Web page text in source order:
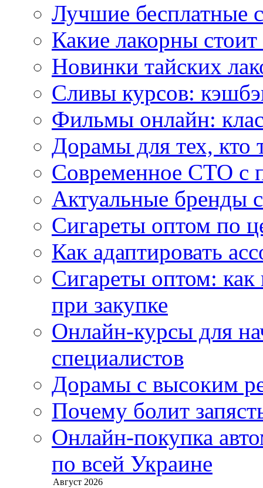
Лучшие бесплатные
Какие лакорны стоит
Новинки тайских
Сливы курсов:
Фильмы онлайн:
Дорамы для тех, кто
Современное СТО с
Актуальные бренды
Сигареты оптом по
Как адаптировать
Сигареты оптом:
при закупке
Онлайн-курсы для
специалистов
Дорамы с высоким
Почему болит
Онлайн-покупка
по всей Украине
Август 2026